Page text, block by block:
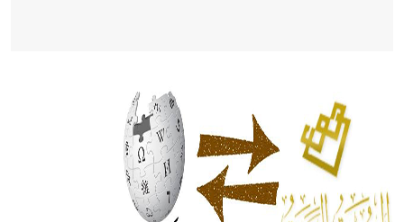
الحكم، الأدلة، تنظيم التغذية، ورسالته في جروح الرأس. ويعود
له الفضل بأنه حرر الطب من الدين والفلسفة.
- هل تعلم أن المرجان إفراز حيواني يتكون في البحر ويتركب